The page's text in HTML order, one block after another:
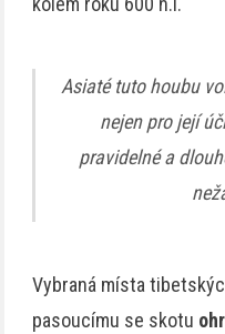
Asiaté tuto houbu
nejen pro její
pravidelné a
Vybraná místa
pasoucímu se skotu